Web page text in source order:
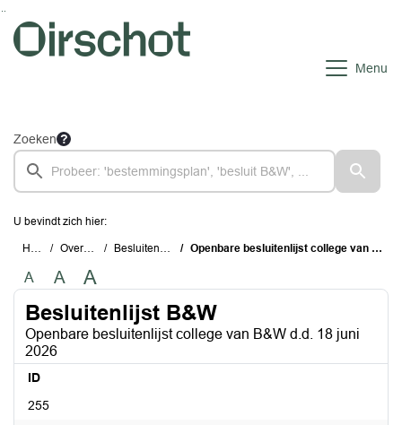
Ga naar de inhoud van deze pagina
Ga naar het zoeken
Ga naar het menu
Menu
Zoeken
U bevindt zich hier:
Home Overzichten Besluitenlijst B&W Openbare besluitenlijst college van B&W d.d. 18 juni 2026
A A A
Besluitenlijst B&W
Openbare besluitenlijst college van B&W d.d. 18 juni
2026
ID
255